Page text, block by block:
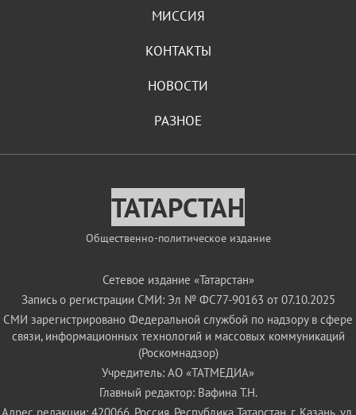
МИССИЯ
КОНТАКТЫ
НОВОСТИ
РАЗНОЕ
ТАТАРСТАН
Общественно-политическое издание
Сетевое издание «Татарстан»
Запись о регистрации СМИ: Эл № ФС77-90163 от 07.10.2025
СМИ зарегистрировано Федеральной службой по надзору в сфере
связи, информационных технологий и массовых коммуникаций
(Роскомнадзор)
Учредитель: АО «ТАТМЕДИА»
Главный редактор: Вафина Т.Н.